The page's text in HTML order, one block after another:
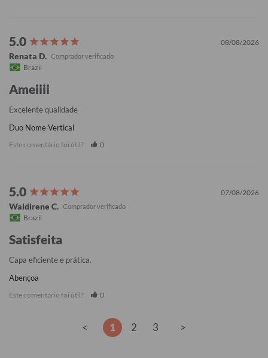
08/08/2026
Renata D.
Brazil
Ameiiii
Excelente qualidade
Duo Nome Vertical
Este comentário foi útil? 0
07/08/2026
Waldirene C.
Brazil
Satisfeita
Capa eficiente e prática.
Abençoa
Este comentário foi útil? 0
< 1 2 3 >